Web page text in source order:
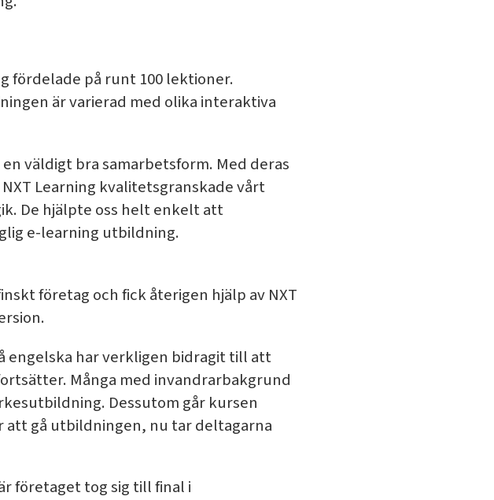
fördelade på runt 100 lektioner.
är varierad med olika interaktiva
väldigt bra samarbetsform. Med deras
Learning kvalitetsgranskade vårt
De hjälpte oss helt enkelt att
e-learning utbildning.
företag och fick återigen hjälp av NXT
engelska har verkligen bidragit till att
Många med invandrarbakgrund
Dessutom går kursen
att gå utbildningen, nu tar deltagarna
företaget tog sig till final i